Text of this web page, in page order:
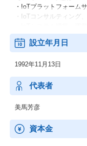
・IoTプラットフォーム
・IoTコンサルティング
設立年月日
1992年11月13日
代表者
美馬芳彦
資本金